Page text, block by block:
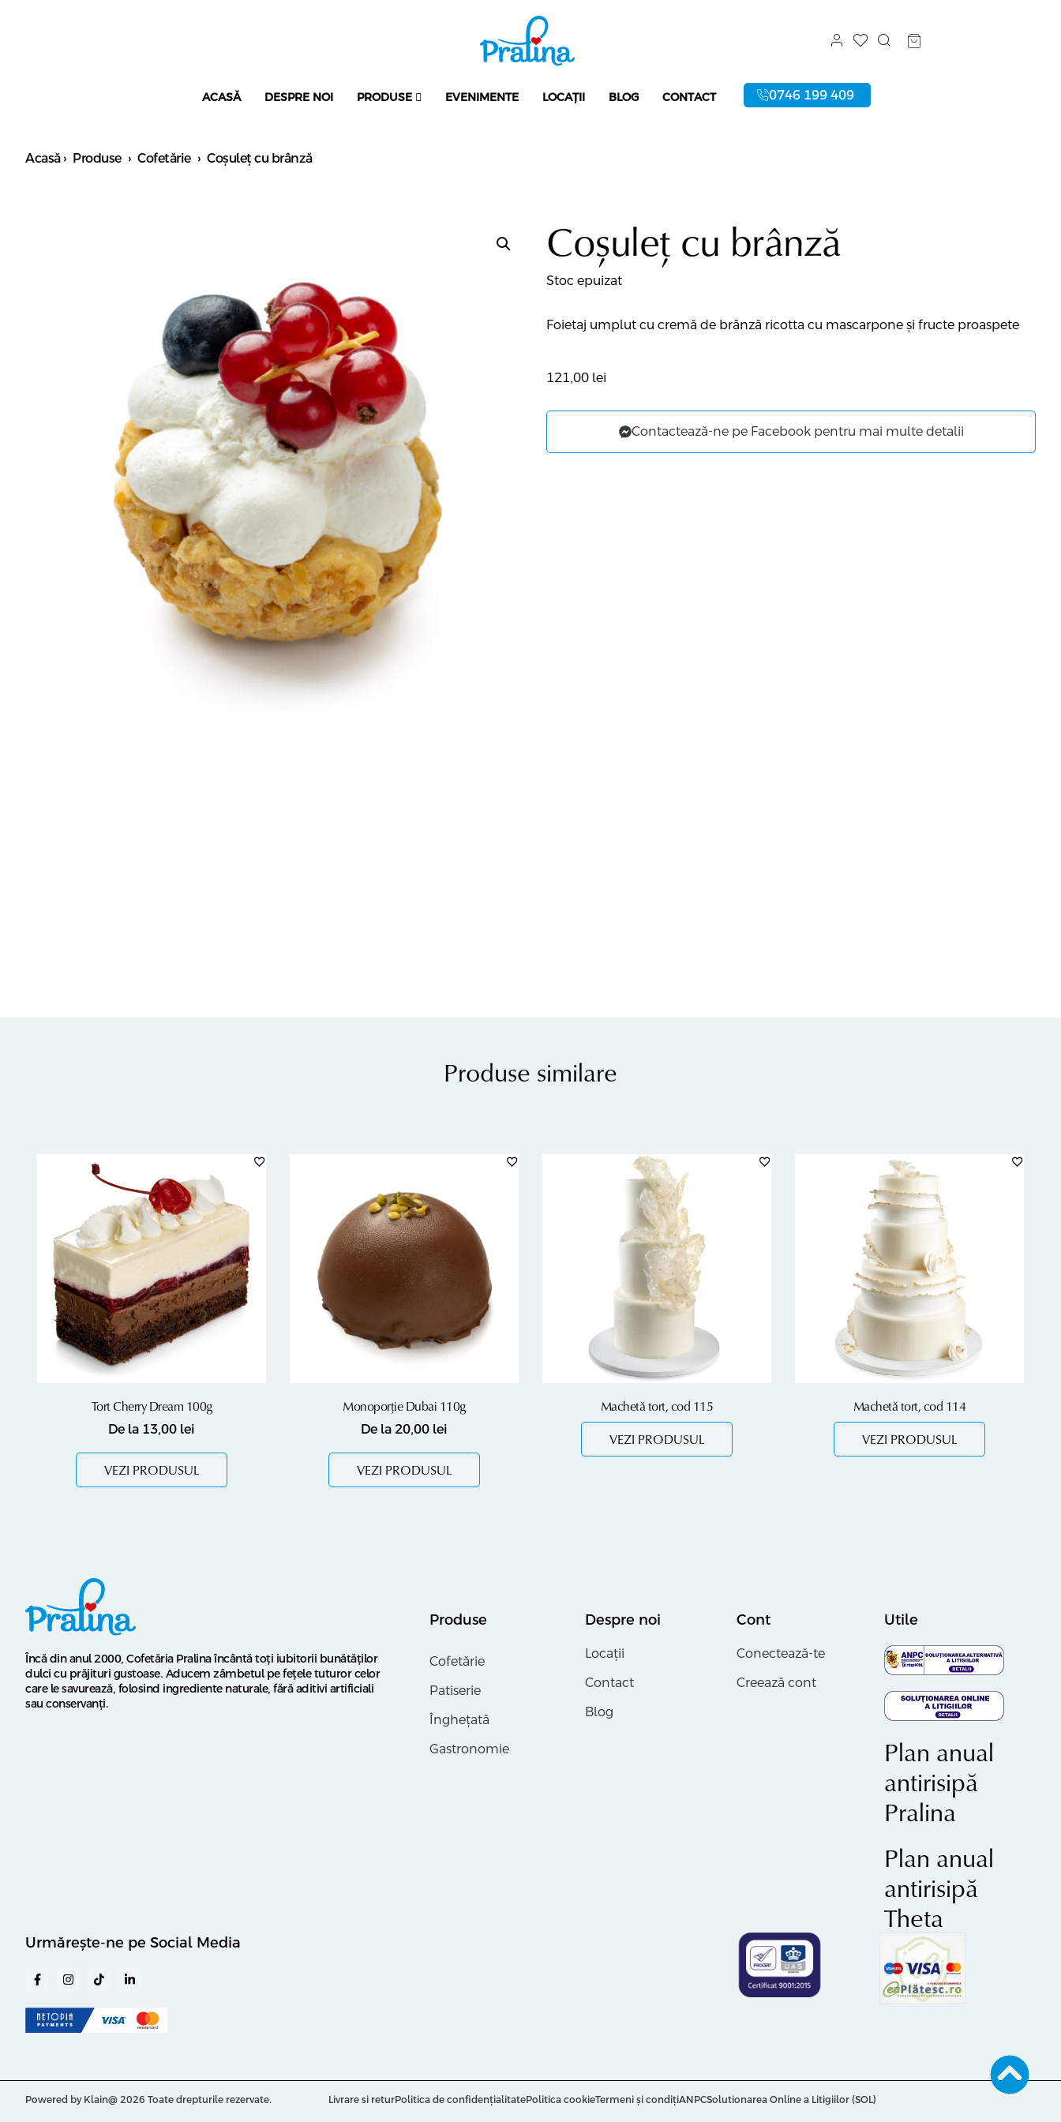
ACASĂ DESPRE NOI PRODUSE EVENIMENTE LOCAȚII BLOG CONTACT 0746 199 409
Acasă› Produse › Cofetărie › Coșuleț cu brânză
Coșuleț cu brânză
Stoc epuizat
Foietaj umplut cu cremă de brânză ricotta cu mascarpone și fructe proaspete
121,00 lei
Contactează-ne pe Facebook pentru mai multe detalii
Produse similare
Tort Cherry Dream 100g
De la 13,00 lei
VEZI PRODUSUL
Monoporție Dubai 110g
De la 20,00 lei
VEZI PRODUSUL
Machetă tort, cod 115
VEZI PRODUSUL
Machetă tort, cod 114
VEZI PRODUSUL
Încă din anul 2000, Cofetăria Pralina încântă toți iubitorii bunătăților
dulci cu prăjituri gustoase. Aducem zâmbetul pe fețele tuturor celor
care le savurează, folosind ingrediente naturale, fără aditivi artificiali
sau conservanți.
Produse
Cofetărie
Patiserie
Înghețată
Gastronomie
Despre noi
Locații
Contact
Blog
Cont
Conectează-te
Creează cont
Utile
Plan anual
antirisipă
Pralina
Plan anual
antirisipă
Theta
Urmărește-ne pe Social Media
Powered by Klain@ 2026 Toate drepturile rezervate. Livrare si returPolitica de confidențialitatePolitica cookieTermeni și condițiANPCSolutionarea Online a Litigiilor (SOL)